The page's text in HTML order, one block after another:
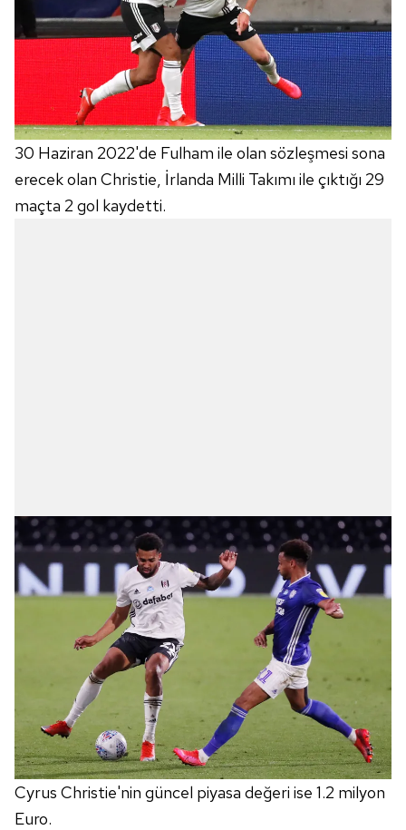
30 Haziran 2022'de Fulham ile olan sözleşmesi sona
erecek olan Christie, İrlanda Milli Takımı ile çıktığı 29
maçta 2 gol kaydetti.
Cyrus Christie'nin güncel piyasa değeri ise 1.2 milyon
Euro.